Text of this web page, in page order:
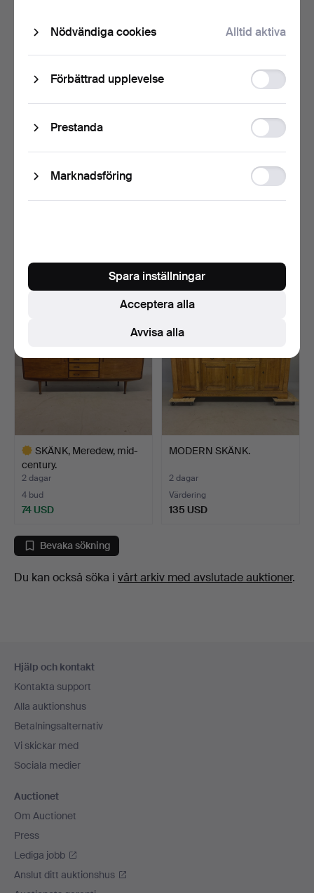
27 USD
35 USD
SKÄNK, Meredew, mid-
century.
2 dagar
4 bud
74 USD
föremål
MODERN SKÄNK.
2 dagar
Värdering
135 USD
Bevaka sökning
Du kan också söka i vårt arkiv med avslutade auktioner.
Hjälp och kontakt
Kontakta support
Alla auktionshus
Betalningsalternativ
Vi skickar med
Sociala medier
Auctionet
Om Auctionet
Press
Lediga jobb
Anslut ditt auktionshus
Nödvändiga cookies Alltid aktiva
Förbättrad upplevelse
storage
Prestanda
storage
Marknadsföring
Ad
storage
Avvisa alla
Acceptera alla
Spara inställningar